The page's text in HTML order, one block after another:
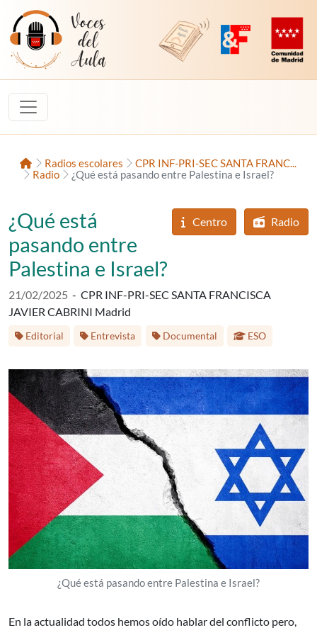
Saltar al contenido
Voces del Aula
Revista Digital de EducaMadrid
Plataforma de
InicioRadios escolares
CPR INF-PRI-SEC SANTA FRANC...
Radio
¿Qué está pasando entre Palestina e Israel?
Centro Radio
¿Qué está
pasando entre
Palestina e Israel?
Fecha de publicación:
21/02/2025 - CPR INF-PRI-SEC SANTA FRANCISCA
JAVIER CABRINI Madrid
Etiquetas:
Editorial Entrevista Documental ESO
¿Qué está pasando entre Palestina e Israel?
En la actualidad todos hemos oído hablar del conflicto pero,